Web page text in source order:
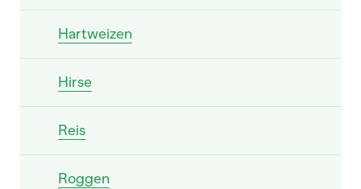
Hartweizen
Hirse
Reis
Roggen